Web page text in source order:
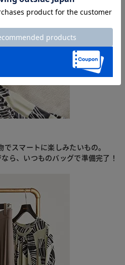
スマートに楽しみたいもの。
ら、いつものバッグで準備完了！